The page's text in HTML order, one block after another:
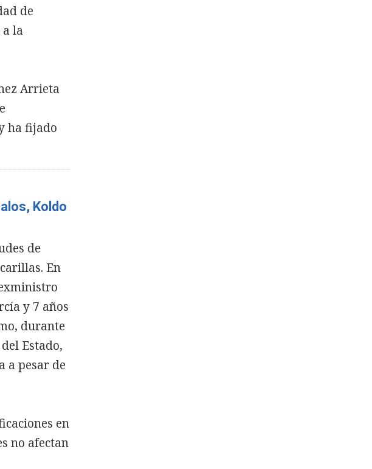
de
la
Arrieta
ha fijado
Koldo
de
En
y 7 años
durante
Estado,
a pesar de
en
no afectan